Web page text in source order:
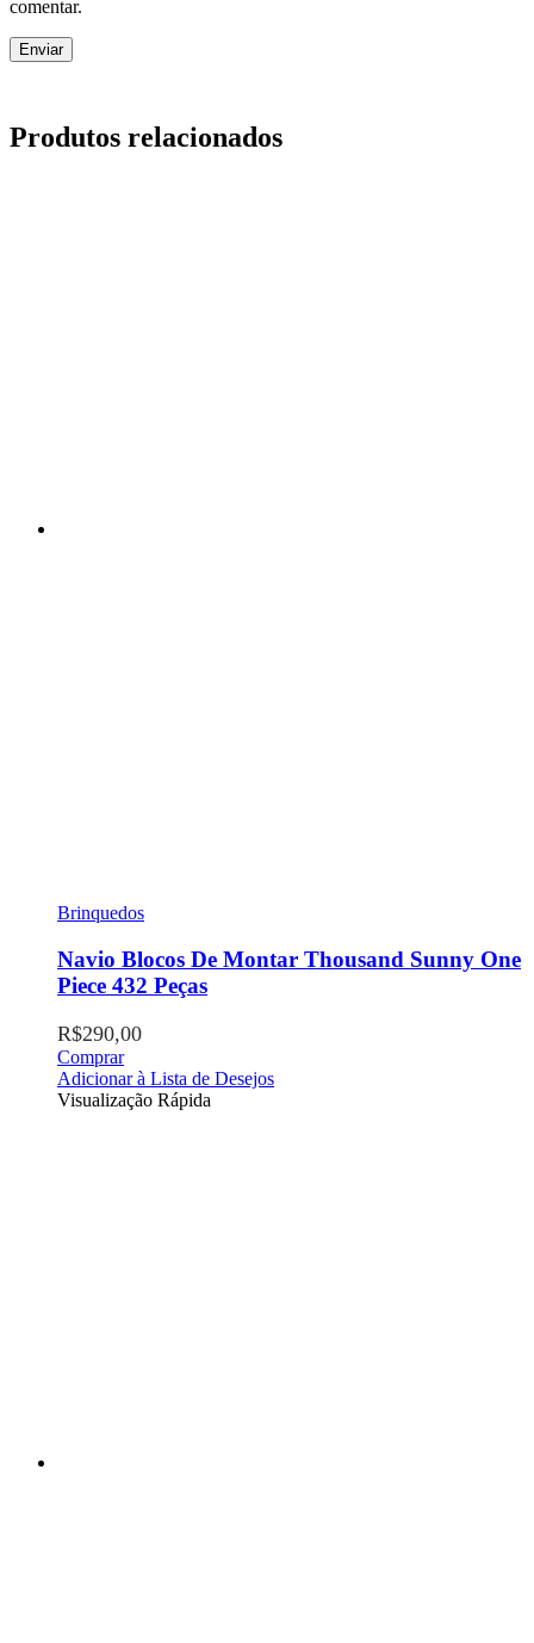
comentar.
Produtos relacionados
Brinquedos
Navio Blocos De Montar Thousand Sunny One
Piece 432 Peças
R$290,00
Comprar
Adicionar à Lista de Desejos
Visualização Rápida